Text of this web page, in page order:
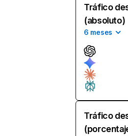
Tráfico
(absoluto)
6 meses
Tráfico